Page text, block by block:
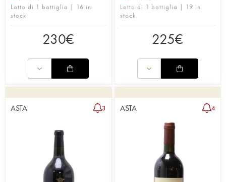
Lotto di 1 bottiglia | 16 in
stock
230€
Lotto di 1 bottiglia | 19 in
stock
225€
ASTA 3 ASTA 4